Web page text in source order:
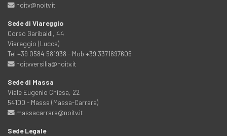
noitv@noitv.it
Sede di Viareggio
Corso Garibaldi, 44
Viareggio (Lucca)
Tel +39 0584 581938 - Mob +39 3371697605
noitvversilia@noitv.it
Sede di Massa
Viale Eugenio Chiesa, 22
54100 - Massa (Massa-Carrara)
massacarrara@noitv.it
Sede Legale